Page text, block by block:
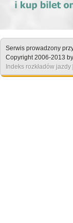
Serwis prowadzony
Copyright 2006-2013 by
Indeks rozkładów jazdy